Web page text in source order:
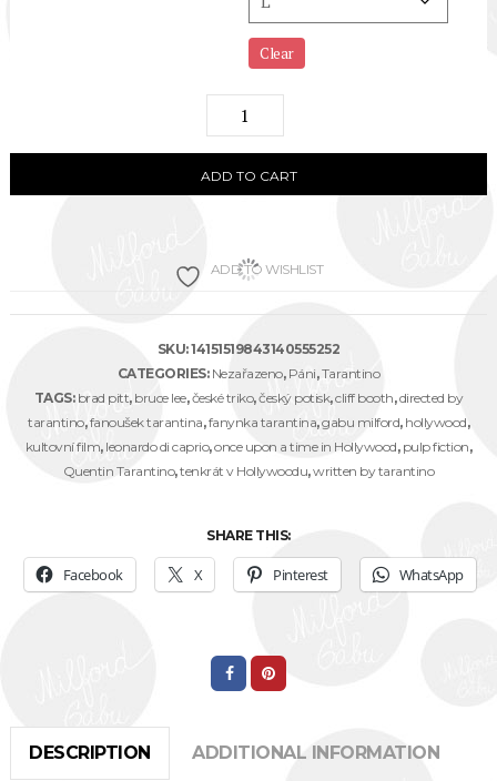
Clear
“Tenkrát
v
Hollywoodu
fu”
černé
unisex
EKO
triko
quantity
ADD TO CART
ADD TO WISHLIST
SKU:14151519843140555252
CATEGORIES: Nezařazeno, Páni,Tarantino
TAGS: brad pitt, bruce lee,české triko,český potisk,cliff booth,directed by
tarantino,fanoušek tarantina,fanynka tarantina,gabu milford, hollywood,
kultovní film, leonardo di caprio,once upon a time in Hollywood, pulp fiction,
Quentin Tarantino,tenkrát v Hollywoodu,written by tarantino
SHARE THIS:
Facebook X Pinterest WhatsApp
DESCRIPTION ADDITIONAL INFORMATION